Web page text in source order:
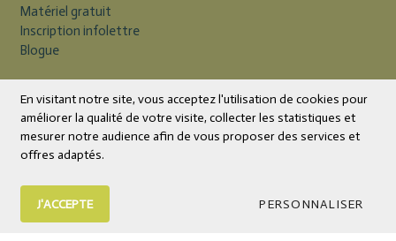
Matériel gratuit
Inscription infolettre
Blogue
© 2026 Éditions Midi Trente | Livres et outils psychoéducatifs
En visitant notre site, vous acceptez l'utilisation de cookies pour
améliorer la qualité de votre visite, collecter les statistiques et
mesurer notre audience afin de vous proposer des services et
offres adaptés.
J'ACCEPTE PERSONNALISER